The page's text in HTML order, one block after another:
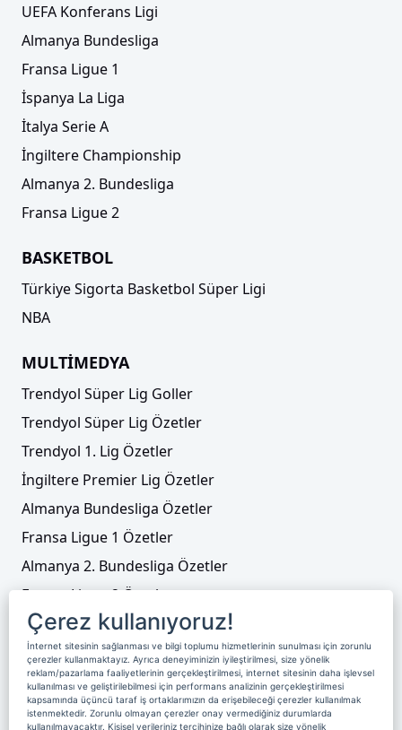
UEFA Konferans Ligi
Almanya Bundesliga
Fransa Ligue 1
İspanya La Liga
İtalya Serie A
İngiltere Championship
Almanya 2. Bundesliga
Fransa Ligue 2
BASKETBOL
Türkiye Sigorta Basketbol Süper Ligi
NBA
MULTİMEDYA
Trendyol Süper Lig Goller
Trendyol Süper Lig Özetler
Trendyol 1. Lig Özetler
İngiltere Premier Lig Özetler
Almanya Bundesliga Özetler
Fransa Ligue 1 Özetler
Almanya 2. Bundesliga Özetler
Fransa Ligue 2 Özetler
Tenis
Video Liste
Foto Galeriler
Çerez kullanıyoruz!
İnternet sitesinin sağlanması ve bilgi toplumu hizmetlerinin sunulması için zorunlu
çerezler kullanmaktayız. Ayrıca deneyiminizin iyileştirilmesi, size yönelik
reklam/pazarlama faaliyetlerinin gerçekleştirilmesi, internet sitesinin daha işlevsel
kullanılması ve geliştirilebilmesi için performans analizinin gerçekleştirilmesi
kapsamında üçüncü taraf iş ortaklarımızın da erişebileceği çerezler kullanılmak
istenmektedir. Zorunlu olmayan çerezler onay vermediğiniz durumlarda
kullanılmayacaktır. Kişisel verileriniz tercihinize bağlı olarak size yönelik